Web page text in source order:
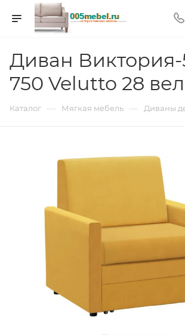
Диван Виктория-
750 Velutto 28
Каталог — Мягкая мебель — Диваны